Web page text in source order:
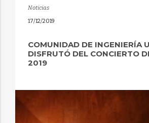
Noticias
17/12/2019
COMUNIDAD DE INGENIERÍA
DISFRUTÓ DEL CONCIERTO
2019